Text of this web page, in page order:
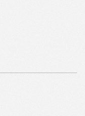
и
Тут в группе
Ближний Восток,
к югу от
и чаще,
сотни
тысяч – гибнут.
ещё и в том, что
хозяйство